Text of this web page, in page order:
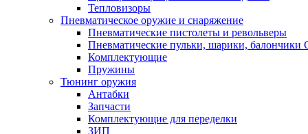
Тепловизоры
Пневматическое оружие и снаряжение
Пневматические пистолеты и револьверы
Пневматические пульки, шарики, балончики
Комплектующие
Пружины
Тюнинг оружия
Антабки
Запчасти
Комплектующие для переделки
ЗИП